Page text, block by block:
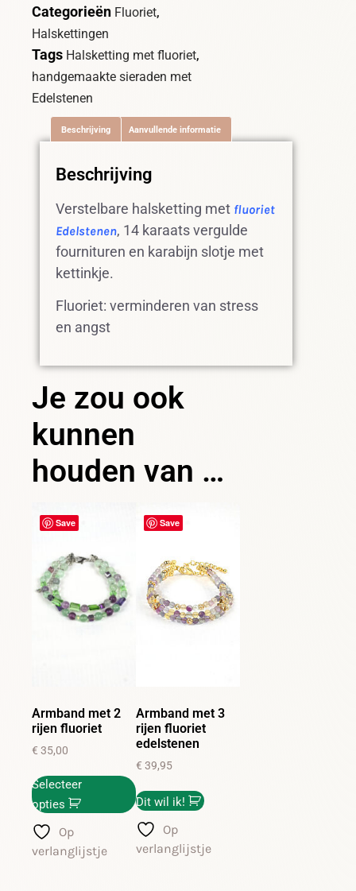
Categorieën Fluoriet,
Halskettingen
Tags Halsketting met fluoriet,
handgemaakte sieraden met
Edelstenen
Beschrijving Aanvullende informatie
Beschrijving
Verstelbare halsketting met fluoriet
Edelstenen, 14 karaats vergulde
fournituren en karabijn slotje met
kettinkje.
Fluoriet: verminderen van stress
en angst
Je zou ook
kunnen
houden van …
Save
Armband met 2
rijen fluoriet
€ 35,00
Selecteer
opties
Op
verlanglijstje
Save
Armband met 3
rijen fluoriet
edelstenen
€ 39,95
Dit wil ik!
Op
verlanglijstje